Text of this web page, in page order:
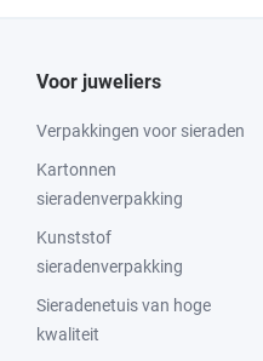
Voor juweliers
Verpakkingen voor sieraden
Kartonnen
sieradenverpakking
Kunststof
sieradenverpakking
Sieradenetuis van hoge
kwaliteit